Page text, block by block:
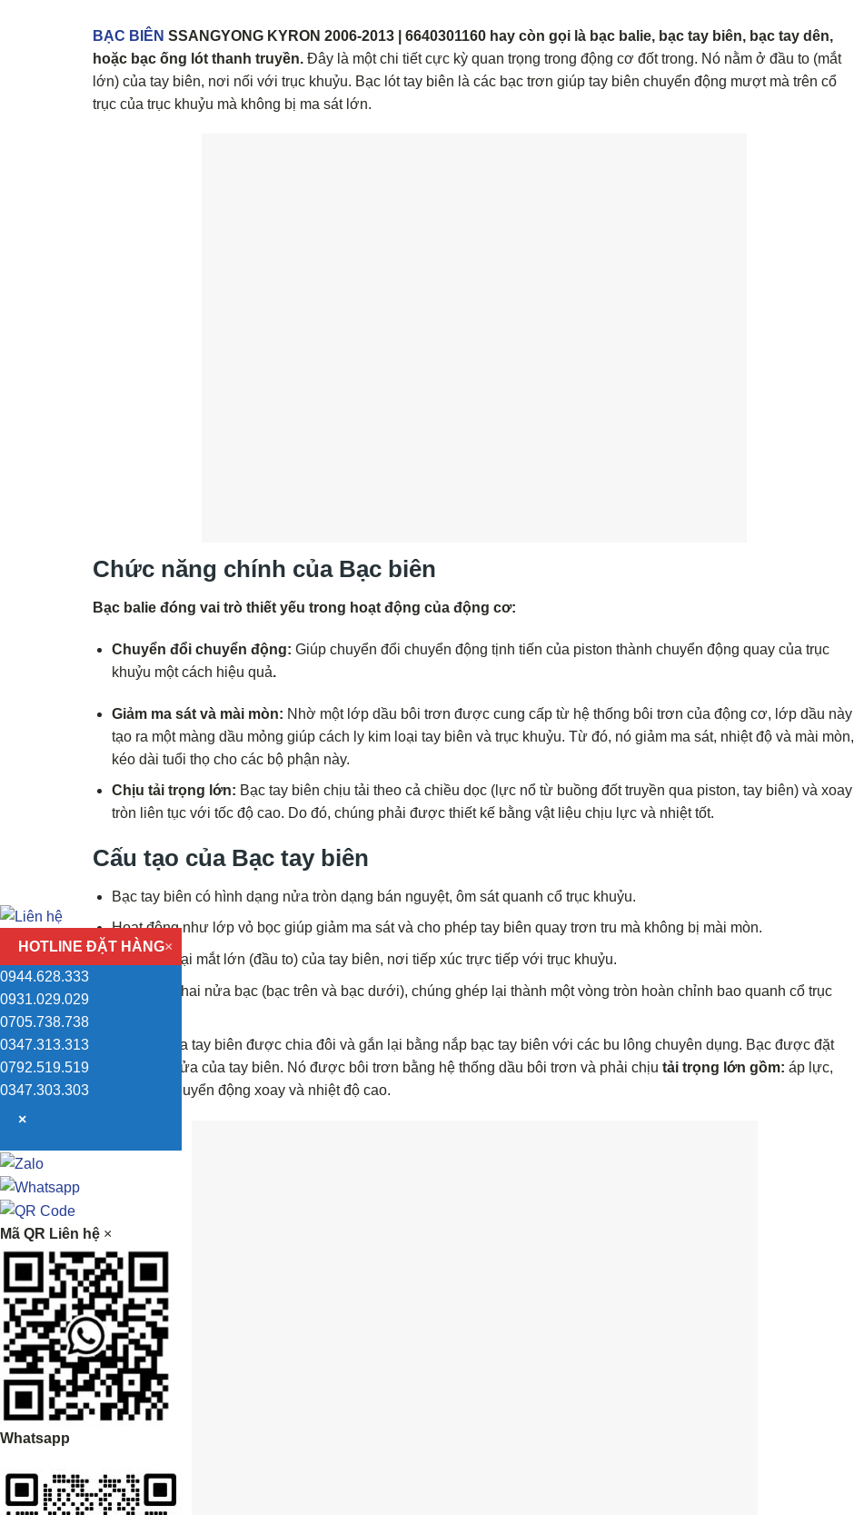
BẠC BIÊN SSANGYONG KYRON 2006-2013 | 6640301160 hay còn gọi là bạc balie, bạc tay biên, bạc tay dên,
hoặc bạc ống lót thanh truyền. Đây là một chi tiết cực kỳ quan trọng trong động cơ đốt trong. Nó nằm ở đầu to (mắt
lớn) của tay biên, nơi nối với trục khuỷu. Bạc lót tay biên là các bạc trơn giúp tay biên chuyển động mượt mà trên cổ
trục của trục khuỷu mà không bị ma sát lớn.
Chức năng chính của Bạc biên
Bạc balie đóng vai trò thiết yếu trong hoạt động của động cơ:
Chuyển đổi chuyển động: Giúp chuyển đổi chuyển động tịnh tiến của piston thành chuyển động quay của trục
khuỷu một cách hiệu quả.
Giảm ma sát và mài mòn: Nhờ một lớp dầu bôi trơn được cung cấp từ hệ thống bôi trơn của động cơ, lớp dầu này
tạo ra một màng dầu mỏng giúp cách ly kim loại tay biên và trục khuỷu. Từ đó, nó giảm ma sát, nhiệt độ và mài mòn,
kéo dài tuổi thọ cho các bộ phận này.
Chịu tải trọng lớn: Bạc tay biên chịu tải theo cả chiều dọc (lực nổ từ buồng đốt truyền qua piston, tay biên) và xoay
tròn liên tục với tốc độ cao. Do đó, chúng phải được thiết kế bằng vật liệu chịu lực và nhiệt tốt.
Cấu tạo của Bạc tay biên
Bạc tay biên có hình dạng nửa tròn dạng bán nguyệt, ôm sát quanh cổ trục khuỷu.
Hoạt động như lớp vỏ bọc giúp giảm ma sát và cho phép tay biên quay trơn tru mà không bị mài mòn.
Được lắp tại mắt lớn (đầu to) của tay biên, nơi tiếp xúc trực tiếp với trục khuỷu.
Khi lắp đủ hai nửa bạc (bạc trên và bạc dưới), chúng ghép lại thành một vòng tròn hoàn chỉnh bao quanh cổ trục
Mắt lớn của tay biên được chia đôi và gắn lại bằng nắp bạc tay biên với các bu lông chuyên dụng. Bạc được đặt
trong hai nửa của tay biên. Nó được bôi trơn bằng hệ thống dầu bôi trơn và phải chịu tải trọng lớn gồm: áp lực,
lực kéo, chuyển động xoay và nhiệt độ cao.
HOTLINE ĐẶT HÀNG×
0944.628.333
0931.029.029
0705.738.738
0347.313.313
0792.519.519
0347.303.303
×
Mã QR Liên hệ ×
Whatsapp